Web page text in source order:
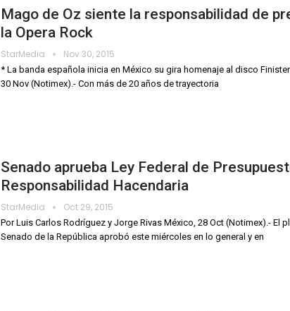
Mago de Oz siente la responsabilidad de
la Opera Rock
StarMedia Nov 30, 2015
* La banda española inicia en México su gira homenaje al disco
30 Nov (Notimex).- Con más de 20 años de trayectoria
Senado aprueba Ley Federal de
Responsabilidad Hacendaria
StarMedia Oct 29, 2015
Por Luis Carlos Rodríguez y Jorge Rivas México, 28 Oct (Notimex).- El
Senado de la República aprobó este miércoles en lo general y en